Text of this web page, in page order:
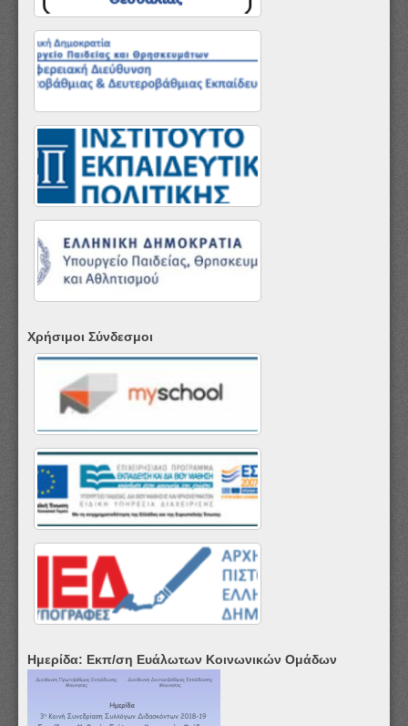
Χρήσιμοι Σύνδεσμοι
Ημερίδα: Εκπ/ση Ευάλωτων Κοινωνικών Ομάδων